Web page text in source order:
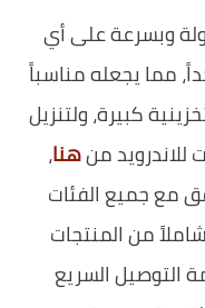
وبسرعة على أي
مما يجعله مناسباً
كبيرة، ولتنزيل
هنا،
مع جميع الفئات
من المنتجات
التوصيل السريع